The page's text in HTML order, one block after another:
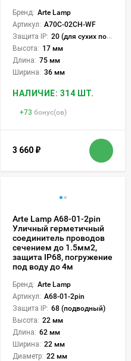
Бренд: Arte Lamp
Артикул: A70C-02CH-WF
Защита IP: 20 (для сухих пом.)
Высота: 17 мм
Длина: 75 мм
Ширина: 36 мм
НАЛИЧИЕ: 314 ШТ.
+73 бонус(ов)
3 660 ₽
Arte Lamp A68-01-2pin
Уличный герметичный
соединитель проводов
сечением до 1.5мм2,
защита IP68, погружение
под воду до 4м
Бренд: Arte Lamp
Артикул: A68-01-2pin
Защита IP: 68 (подводный)
Высота: 22 мм
Длина: 62 мм
Ширина: 22 мм
Диаметр: 22 мм